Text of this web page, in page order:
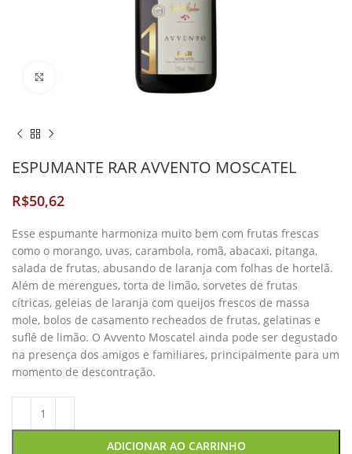
Clique para Ampliar
ESPUMANTE RAR AVVENTO MOSCATEL
R$
Esse espumante harmoniza muito bem com frutas frescas
como o morango, uvas, carambola, romã, abacaxi, pitanga,
salada de frutas, abusando de laranja com folhas de hortelã.
Além de merengues, torta de limão, sorvetes de frutas
cítricas, geleias de laranja com queijos frescos de massa
mole, bolos de casamento recheados de frutas, gelatinas e
suflê de limão. O Avvento Moscatel ainda pode ser degustado
na presença dos amigos e familiares, principalmente para um
momento de descontração.
ADICIONAR AO CARRINHO